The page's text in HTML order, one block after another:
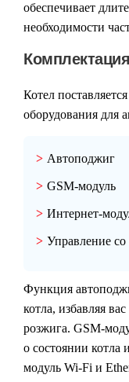
обеспечивает
необходимости
Комплектация
Котел
оборудования для
Автоподжиг
GSM-модуль
Интернет-
Управление со
Функция
котла, избавляя
розжига. GSM-
о состоянии котла
модуль Wi-Fi и